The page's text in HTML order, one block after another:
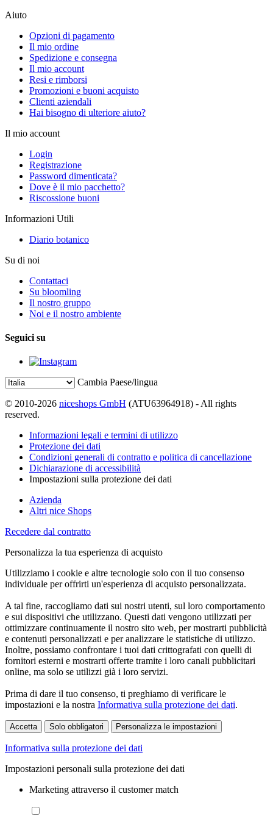
Aiuto
Opzioni di pagamento
Il mio ordine
Spedizione e consegna
Il mio account
Resi e rimborsi
Promozioni e buoni acquisto
Clienti aziendali
Hai bisogno di ulteriore aiuto?
Il mio account
Login
Registrazione
Password dimenticata?
Dove è il mio pacchetto?
Riscossione buoni
Informazioni Utili
Diario botanico
Su di noi
Contattaci
Su bloomling
Il nostro gruppo
Noi e il nostro ambiente
Seguici su
Cambia Paese/lingua
© 2010-2026 niceshops GmbH (ATU63964918) - All rights
reserved.
Informazioni legali e termini di utilizzo
Protezione dei dati
Condizioni generali di contratto e politica di cancellazione
Dichiarazione di accessibilità
Impostazioni sulla protezione dei dati
Azienda
Altri nice Shops
Recedere dal contratto
Personalizza la tua esperienza di acquisto
Utilizziamo i cookie e altre tecnologie solo con il tuo consenso
individuale per offrirti un'esperienza di acquisto personalizzata.
A tal fine, raccogliamo dati sui nostri utenti, sul loro comportamento
e sui dispositivi che utilizzano. Questi dati vengono utilizzati per
ottimizzare continuamente il nostro sito web, per mostrarti pubblicità
e contenuti personalizzati e per analizzare le statistiche di utilizzo.
Inoltre, possiamo confrontare i tuoi dati crittografati con quelli di
fornitori esterni e mostrarti offerte tramite i loro canali pubblicitari
online, ma solo se utilizzi già i loro servizi.
Prima di dare il tuo consenso, ti preghiamo di verificare le
impostazioni e la nostra Informativa sulla protezione dei dati.
Accetta Solo obbligatori Personalizza le impostazioni
Informativa sulla protezione dei dati
Impostazioni personali sulla protezione dei dati
Marketing attraverso il customer match